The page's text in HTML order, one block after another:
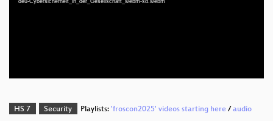
HS 7 Security Playlists: 'froscon2025' videos starting here/audio